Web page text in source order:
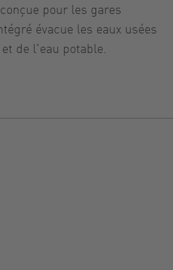
pour les gares
évacue les eaux usées
de l'eau potable.